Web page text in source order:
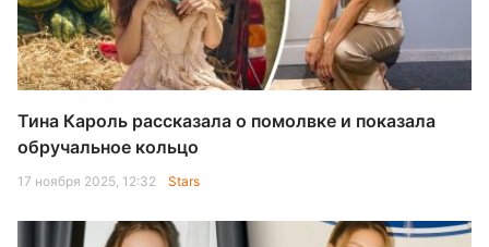
Тина Кароль рассказала о помолвке и показала
обручальное кольцо
17 ноября 2025, 12:32 Stars